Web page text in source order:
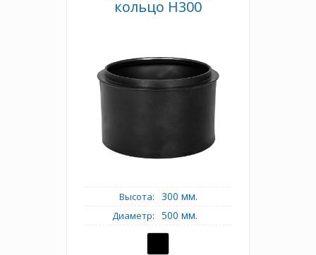
кольцо Н300
Высота: 300 мм.
Диаметр: 500 мм.